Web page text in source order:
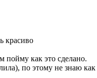
красиво
пойму как это сделано.
по этому не знаю как